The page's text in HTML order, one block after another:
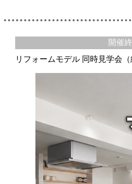
開催
リフォームモデル 同時見学会（